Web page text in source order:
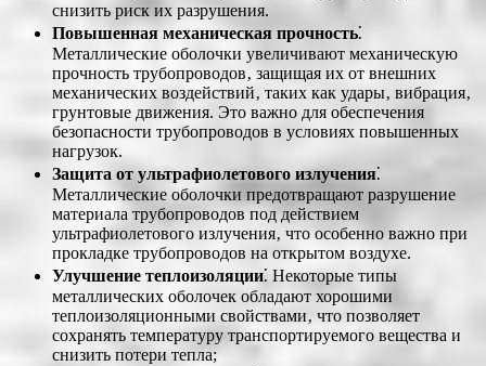
снизить риск их разрушения.
Повышенная механическая прочность⁚
Металлические оболочки увеличивают механическую
прочность трубопроводов‚ защищая их от внешних
механических воздействий‚ таких как удары‚ вибрация‚
грунтовые движения. Это важно для обеспечения
безопасности трубопроводов в условиях повышенных
нагрузок.
Защита от ультрафиолетового излучения⁚
Металлические оболочки предотвращают разрушение
материала трубопроводов под действием
ультрафиолетового излучения‚ что особенно важно при
прокладке трубопроводов на открытом воздухе.
Улучшение теплоизоляции⁚ Некоторые типы
металлических оболочек обладают хорошими
теплоизоляционными свойствами‚ что позволяет
сохранять температуру транспортируемого вещества и
снизить потери тепла;